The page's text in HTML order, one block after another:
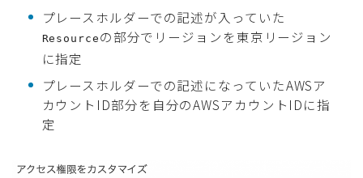
プレースホルダーでの記述が入っていた
Resource の部分でリージョンを東京リージョン
に指定
プレースホルダーでの記述になっていたAWSア
カウントID部分を自分のAWSアカウントIDに指
定